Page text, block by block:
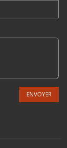
ENVOYER